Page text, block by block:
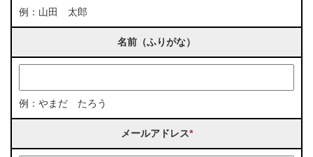
例：山田 太郎
名前（ふりがな）
例：やまだ たろう
メールアドレス*